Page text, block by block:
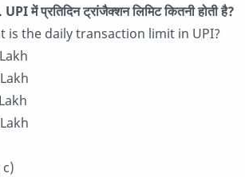
में प्रतिदिन ट्रांजैक्शन लिमिट कितनी होती है?
is the daily transaction limit in UPI?